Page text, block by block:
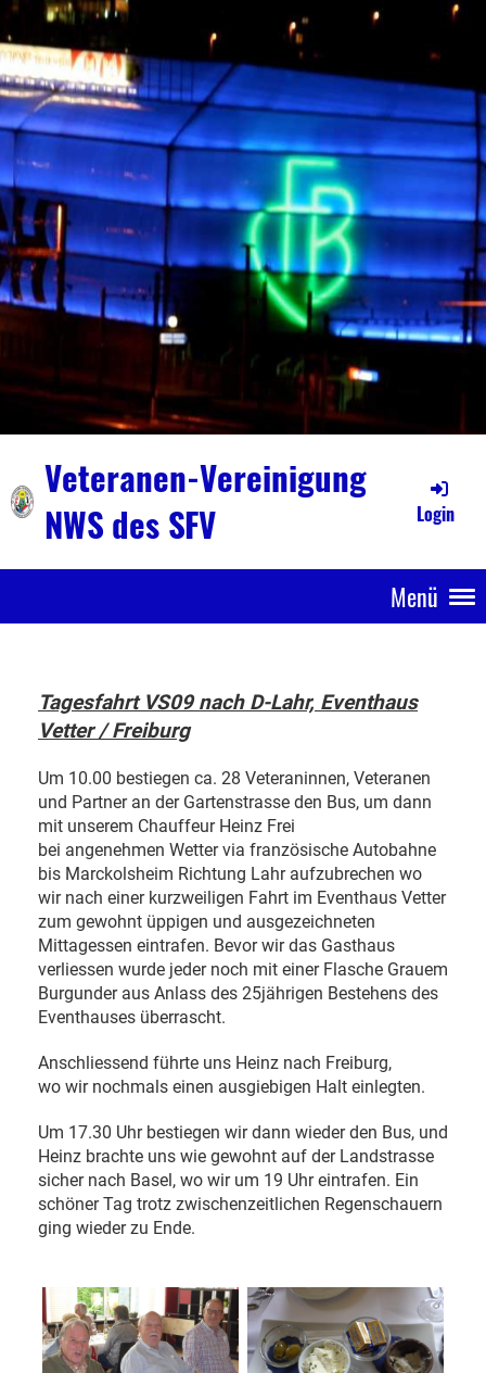
Veteranen-Vereinigung
NWS des SFV
Login
Menü
Tagesfahrt VS09 nach D-Lahr, Eventhaus
Vetter / Freiburg
Um 10.00 bestiegen ca. 28 Veteraninnen, Veteranen
und Partner an der Gartenstrasse den Bus, um dann
mit unserem Chauffeur Heinz Frei
bei angenehmen Wetter via französische Autobahne
bis Marckolsheim Richtung Lahr aufzubrechen wo
wir nach einer kurzweiligen Fahrt im Eventhaus Vetter
zum gewohnt üppigen und ausgezeichneten
Mittagessen eintrafen. Bevor wir das Gasthaus
verliessen wurde jeder noch mit einer Flasche Grauem
Burgunder aus Anlass des 25jährigen Bestehens des
Eventhauses überrascht.
Anschliessend führte uns Heinz nach Freiburg,
wo wir nochmals einen ausgiebigen Halt einlegten.
Um 17.30 Uhr bestiegen wir dann wieder den Bus, und
Heinz brachte uns wie gewohnt auf der Landstrasse
sicher nach Basel, wo wir um 19 Uhr eintrafen. Ein
schöner Tag trotz zwischenzeitlichen Regenschauern
ging wieder zu Ende.